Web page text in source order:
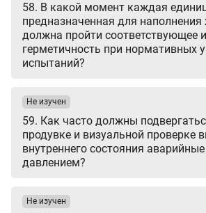
58. В какой момент каждая
предназначенная для
должна пройти соответствующее
герметичность при нормативных
испытаний?
59. Как часто должны
продувке и визуальной проверке
внутреннего состояния
давлением?
Не изучен
Не изучен